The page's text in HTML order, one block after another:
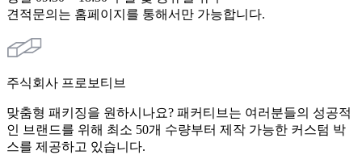
견적문의는 홈페이지를 통해서만 가능합니다.
주식회사 프로보티브
맞춤형 패키징을 원하시나요? 패커티브는 여러분들의 성공적
인 브랜드를 위해 최소 50개 수량부터 제작 가능한 커스텀 박
스를 제공하고 있습니다.